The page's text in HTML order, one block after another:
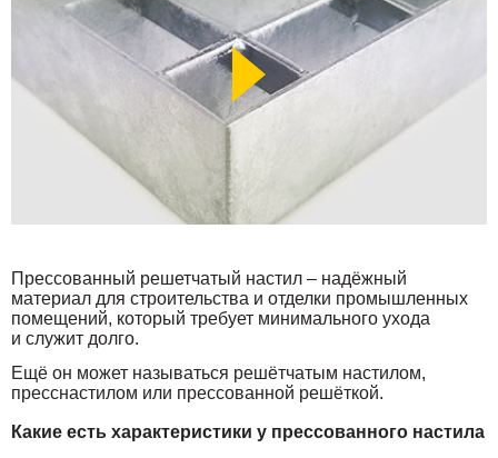
Прессованный решетчатый настил – надёжный
материал для строительства и отделки промышленных
помещений, который требует минимального ухода
и служит долго.
Ещё он может называться решётчатым настилом,
пресснастилом или прессованной решёткой.
Какие есть характеристики у прессованного настила